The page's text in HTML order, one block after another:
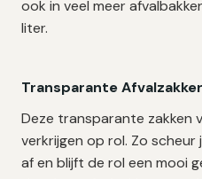
ook in veel meer
liter.
Transparante
Deze transparante zakken
verkrijgen op rol. Zo scheur
af en blijft de rol een mooi